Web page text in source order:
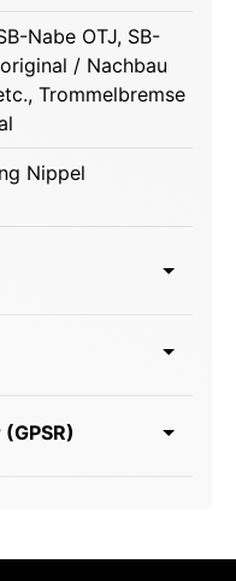
Nabe OTJ, SB-
/ Nachbau
, Trommelbremse
Nippel